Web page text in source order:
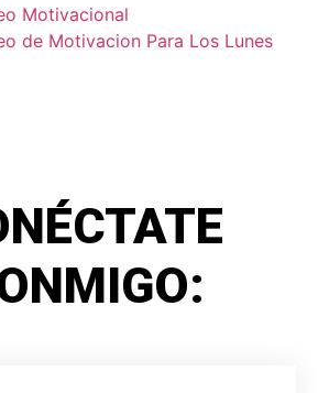
Motivacional
de Motivacion Para Los Lunes